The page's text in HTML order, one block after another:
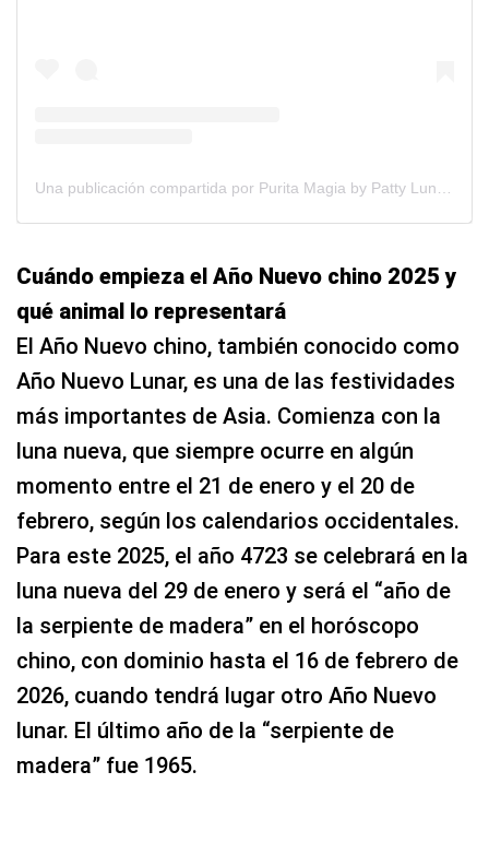
Una publicación compartida por Purita Magia by Patty Lung 💫 (@puritamagia)
Cuándo empieza el Año Nuevo chino 2025 y
qué animal lo representará
El Año Nuevo chino, también conocido como
Año Nuevo Lunar, es una de las festividades
más importantes de Asia. Comienza con la
luna nueva, que siempre ocurre en algún
momento entre el 21 de enero y el 20 de
febrero, según los calendarios occidentales.
Para este 2025, el año 4723 se celebrará en la
luna nueva del 29 de enero y será el “año de
la serpiente de madera” en el horóscopo
chino, con dominio hasta el 16 de febrero de
2026, cuando tendrá lugar otro Año Nuevo
lunar. El último año de la “serpiente de
madera” fue 1965.